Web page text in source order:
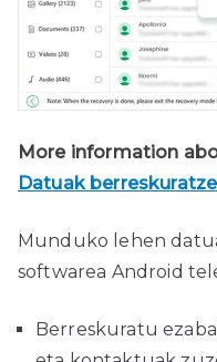
More information
Datuak
Munduko lehen
softwarea Android
Berreskuratu